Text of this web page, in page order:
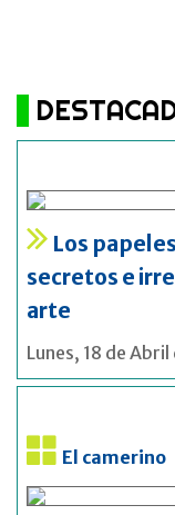
Los
secretos e
arte
Lunes, 18 de Abril
El camerino